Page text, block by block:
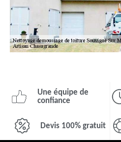
Une équipe de
confiance
Devis 100% gratuit